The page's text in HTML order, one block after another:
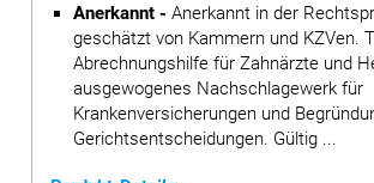
Anerkannt - Anerkannt in der
geschätzt von Kammern und KZVen.
Abrechnungshilfe für Zahnärzte und
ausgewogenes Nachschlagewerk für
Krankenversicherungen und
Gerichtsentscheidungen. Gültig ...